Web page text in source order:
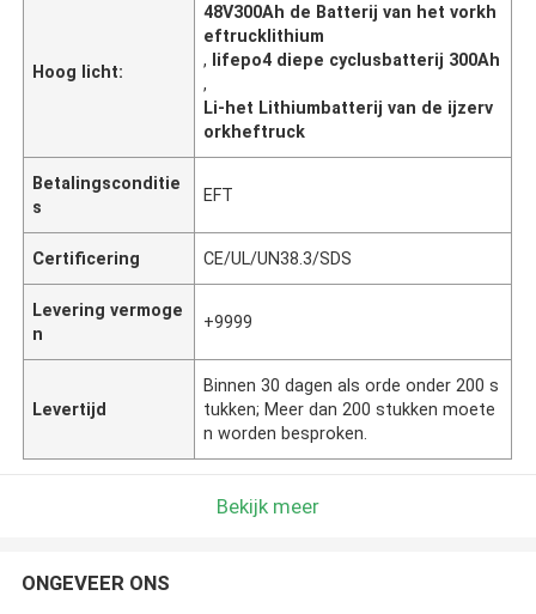
Hoog licht:
48V300Ah de Batterij van het vorkh
eftrucklithium
, lifepo4 diepe cyclusbatterij 300Ah
,
Li-het Lithiumbatterij van de ijzerv
orkheftruck
Betalingsconditie
s
EFT
Certificering CE/UL/UN38.3/SDS
Levering vermoge
n
+9999
Levertijd
Binnen 30 dagen als orde onder 200 s
tukken; Meer dan 200 stukken moete
n worden besproken.
Bekijk meer
ONGEVEER ONS